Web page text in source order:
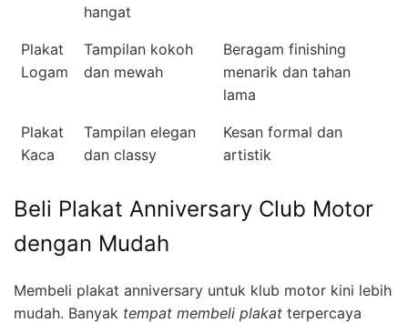
hangat
Plakat
Logam
Tampilan kokoh
dan mewah
Beragam finishing
menarik dan tahan
lama
Plakat
Kaca
Tampilan elegan
dan classy
Kesan formal dan
artistik
Beli Plakat Anniversary Club Motor
dengan Mudah
Membeli plakat anniversary untuk klub motor kini lebih
mudah. Banyak tempat membeli plakat terpercaya